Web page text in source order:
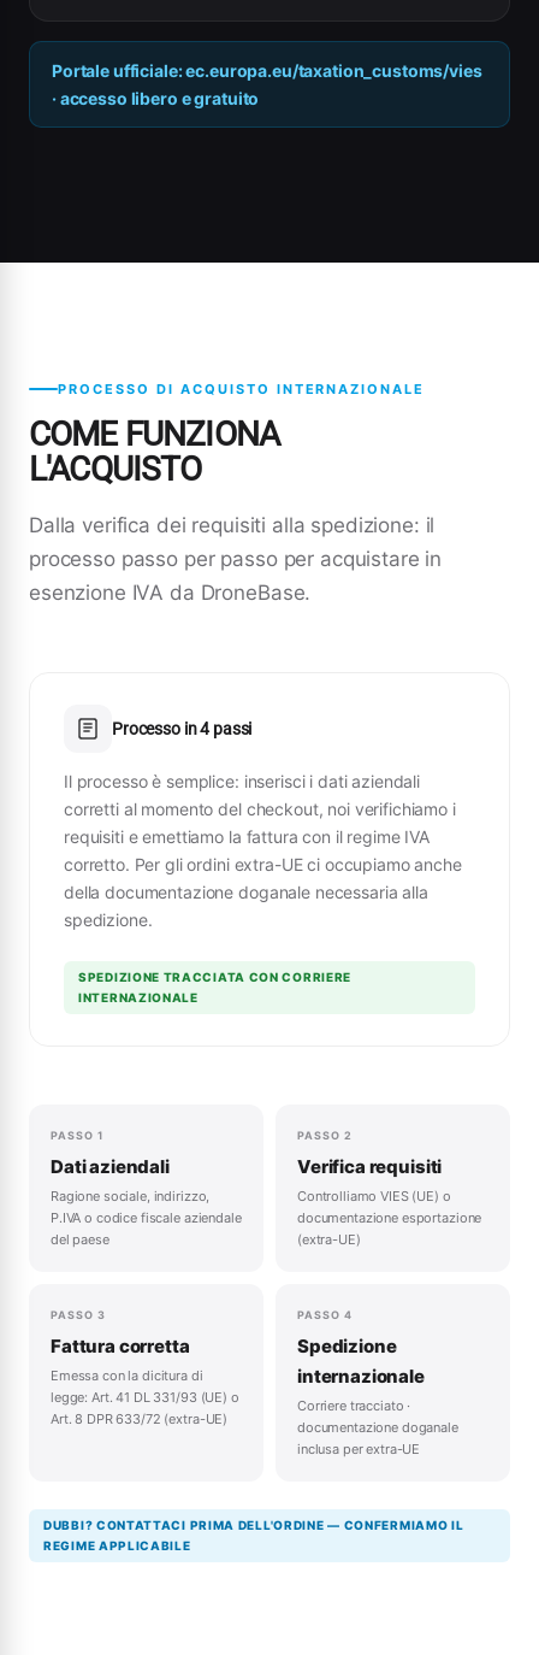
Portale ufficiale: ec.europa.eu/taxation_customs/vies
· accesso libero e gratuito
PROCESSO DI ACQUISTO INTERNAZIONALE
COME FUNZIONA
L'ACQUISTO
Dalla verifica dei requisiti alla spedizione: il
processo passo per passo per acquistare in
esenzione IVA da DroneBase.
Processo in 4 passi
Il processo è semplice: inserisci i dati aziendali
corretti al momento del checkout, noi verifichiamo i
requisiti e emettiamo la fattura con il regime IVA
corretto. Per gli ordini extra-UE ci occupiamo anche
della documentazione doganale necessaria alla
spedizione.
SPEDIZIONE TRACCIATA CON CORRIERE
INTERNAZIONALE
PASSO 1
Dati aziendali
Ragione sociale, indirizzo,
P.IVA o codice fiscale aziendale
del paese
PASSO 2
Verifica requisiti
Controlliamo VIES (UE) o
documentazione esportazione
(extra-UE)
PASSO 3
Fattura corretta
Emessa con la dicitura di
legge: Art. 41 DL 331/93 (UE) o
Art. 8 DPR 633/72 (extra-UE)
PASSO 4
Spedizione
internazionale
Corriere tracciato ·
documentazione doganale
inclusa per extra-UE
DUBBI? CONTATTACI PRIMA DELL'ORDINE — CONFERMIAMO IL
REGIME APPLICABILE